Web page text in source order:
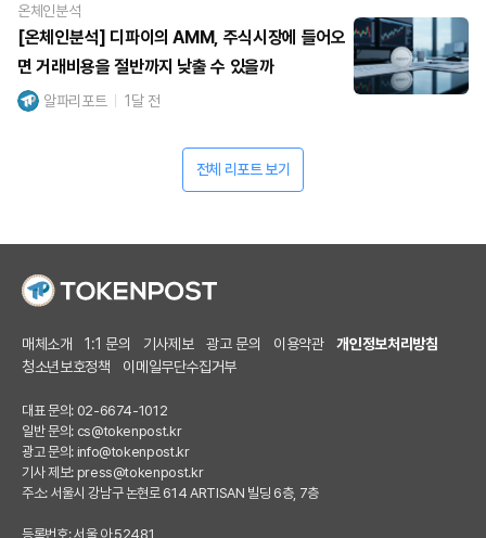
온체인분석
[온체인분석] 디파이의 AMM, 주식시장에 들어오
면 거래비용을 절반까지 낮출 수 있을까
알파리포트 1달 전
전체 리포트 보기
매체소개 1:1 문의 기사제보 광고 문의 이용약관
개인정보처리방침
청소년보호정책
이메일무단수집거부
대표 문의: 02-6674-1012
일반 문의: cs@tokenpost.kr
광고 문의: info@tokenpost.kr
기사 제보: press@tokenpost.kr
주소: 서울시 강남구 논현로 614 ARTISAN 빌딩 6층, 7층
등록번호: 서울 아 52481